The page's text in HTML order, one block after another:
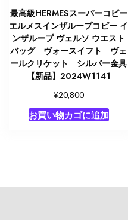
最高級HERMESスーパーコピー
エルメスインザループコピー イ
ンザループ ヴェルソ ウエスト
バッグ ヴォースイフト ヴェ
ールクリケット シルバー金具
【新品】2024W1141
¥20,800
お買い物カゴに追加